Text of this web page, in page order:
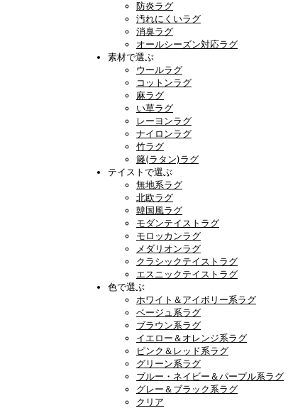
防炎ラグ
汚れにくいラグ
消臭ラグ
オールシーズン対応ラグ
素材で選ぶ
ウールラグ
コットンラグ
麻ラグ
い草ラグ
レーヨンラグ
ナイロンラグ
竹ラグ
籐(ラタン)ラグ
テイストで選ぶ
無地系ラグ
北欧ラグ
韓国風ラグ
モダンテイストラグ
モロッカンラグ
メダリオンラグ
クラシックテイストラグ
エスニックテイストラグ
色で選ぶ
ホワイト＆アイボリー系ラグ
ベージュ系ラグ
ブラウン系ラグ
イエロー＆オレンジ系ラグ
ピンク＆レッド系ラグ
グリーン系ラグ
ブルー・ネイビー＆パープル系ラグ
グレー＆ブラック系ラグ
クリア